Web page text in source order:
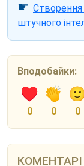
☛
штучного
Вподобайки:
0 0 0
КОМЕНТАРІ